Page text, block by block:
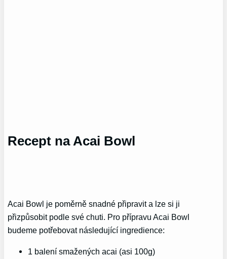
Recept na Acai Bowl
Acai Bowl je poměrně snadné připravit a lze si ji
přizpůsobit podle své chuti. Pro přípravu Acai Bowl
budeme potřebovat následující ingredience:
1 balení smažených acai (asi 100g)